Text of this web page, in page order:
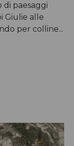
di paesaggi
Giulie alle
per colline...